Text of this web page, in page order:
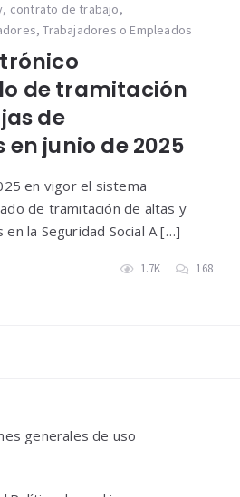
, contrato de trabajo,
,Trabajadores o Empleados
de tramitación
de
junio de 2025
en vigor el sistema
de tramitación de altas y
la Seguridad Social A […]
1.7K 168
generales de uso